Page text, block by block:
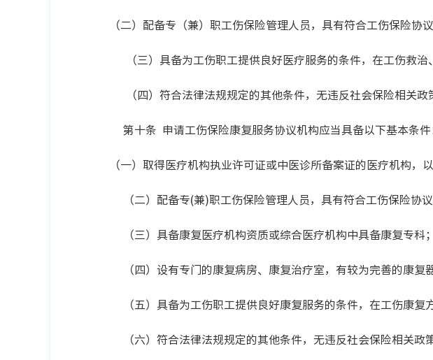
（二）配备专（兼）职工伤保险管理人员，具有符合工伤保险协
（三）具备为工伤职工提供良好医疗服务的条件，在工伤救治
（四）符合法律法规规定的其他条件，无违反社会保险相关政
第十条 申请工伤保险康复服务协议机构应当具备以下基本条件
（一）取得医疗机构执业许可证或中医诊所备案证的医疗机构，
（二）配备专(兼)职工伤保险管理人员，具有符合工伤保险协
（三）具备康复医疗机构资质或综合医疗机构中具备康复专科；
（四）设有专门的康复病房、康复治疗室，有较为完善的康复
（五）具备为工伤职工提供良好康复服务的条件，在工伤康复
（六）符合法律法规规定的其他条件，无违反社会保险相关政策